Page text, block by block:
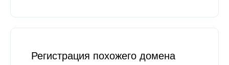
Регистрация похожего домена